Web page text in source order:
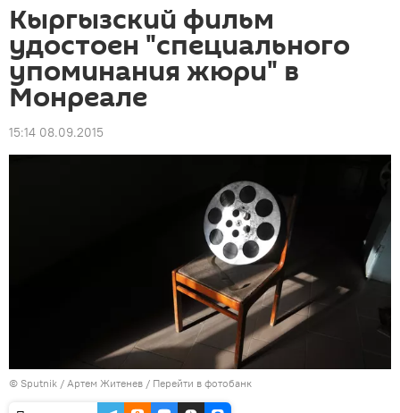
Кыргызский фильм
удостоен "специального
упоминания жюри" в
Монреале
15:14 08.09.2015
© Sputnik / Артем Житенев / Перейти в фотобанк